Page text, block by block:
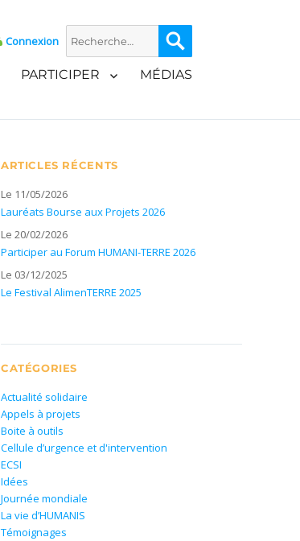
Connexion
Recherche
pour :
PARTICIPER MÉDIAS
ARTICLES RÉCENTS
Le 11/05/2026
Lauréats Bourse aux Projets 2026
Le 20/02/2026
Participer au Forum HUMANI-TERRE 2026
Le 03/12/2025
Le Festival AlimenTERRE 2025
CATÉGORIES
Actualité solidaire
Appels à projets
Boite à outils
Cellule d’urgence et d'intervention
ECSI
Idées
Journée mondiale
La vie d’HUMANIS
Témoignages